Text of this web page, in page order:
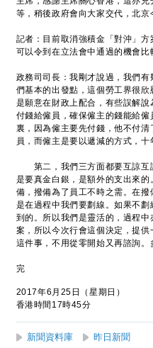
等，稍後政府會向大家交代，北
記者：目前取消強積金「對沖」
可以令到在立法會中通過的機會比
政務司司長：我剛才說過，我們
們基本的出發點，這個勞工界很
是願意在財政上配合，有些誤解
付錢給僱員，確保僱主的錢能給
裏，因為僱主要先付錢，他不付
員，而僱主是要以遞減的方式，
第二，我們三方面都要互諒互
是要真金白銀，是額外的支出來
備，撥備為了員工不時之需。在
是在過程中我們要劃線。如果不
到的。所以我們是靈活的，過程
案，所以今次行會這個決定，提
這件事，不用從零開始又再諮詢。
完
2017年6月25日（星期日）
香港時間17時45分
新聞資料庫 昨日新聞